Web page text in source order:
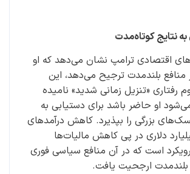
نتایج کوتاه‌مدت
اقتصادی ترامپ نشان می‌دهد که او
منافع بلندمدت ترجیح می‌دهد، این
رفتاری «تنزیل زمانی شدید» نامیده
او حاضر باشد برای دستیابی به
بزرگی را بپذیرد. کاهش درآمدهای
۴۳۰ میلیارد دلاری در پی کاهش مالیات‌ها
رویکرد است که در آن منافع سیاسی فوری
بلندمدت ارجحیت یافت.